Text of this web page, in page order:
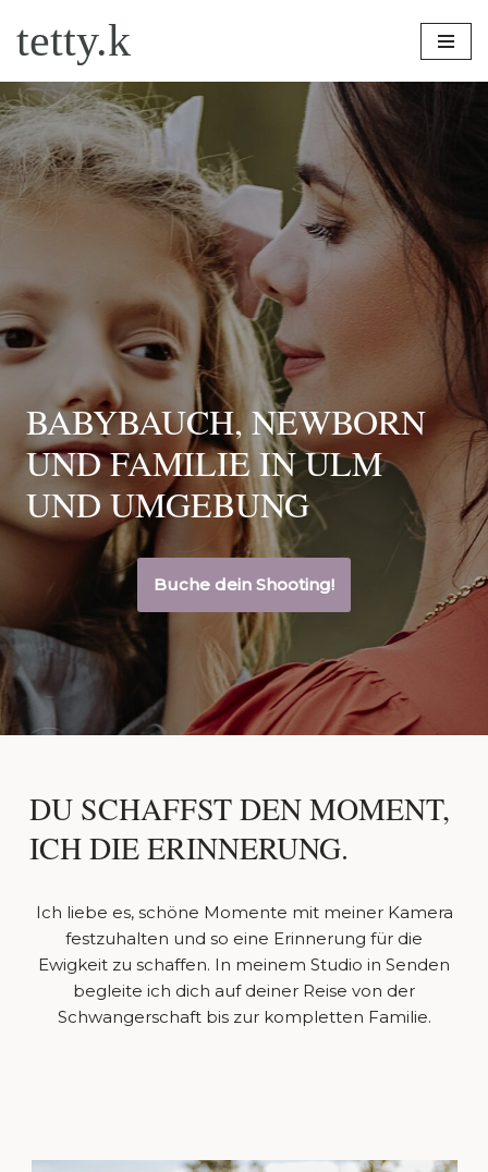
Zum
Inhalt
springen
tetty.k
BABYBAUCH, NEWBORN
UND FAMILIE IN ULM
UND UMGEBUNG
Buche dein Shooting!
DU SCHAFFST DEN MOMENT,
ICH DIE ERINNERUNG.
Ich liebe es, schöne Momente mit meiner Kamera
festzuhalten und so eine Erinnerung für die
Ewigkeit zu schaffen. In meinem Studio in Senden
begleite ich dich auf deiner Reise von der
Schwangerschaft bis zur kompletten Familie.